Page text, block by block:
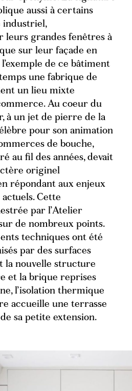
aussi à certains
industriel,
leurs grandes fenêtres à
sur leur façade en
de ce bâtiment
une fabrique de
un lieu mixte
Au coeur du
à un jet de pierre de la
pour son animation
de bouche,
au fil des années, devait
originel
répondant aux enjeux
Cette
par l’Atelier
de nombreux points.
techniques ont été
par des surfaces
la nouvelle structure
et la brique reprises
l’isolation thermique
accueille une terrasse
sa petite extension.